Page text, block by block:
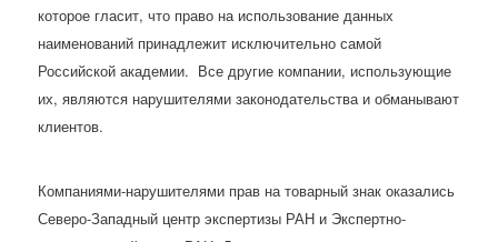
которое гласит, что право на использование данных
наименований принадлежит исключительно самой
Российской академии. Все другие компании, использующие
их, являются нарушителями законодательства и обманывают
клиентов.
Компаниями-нарушителями прав на товарный знак оказались
Северо-Западный центр экспертизы РАН и Экспертно-